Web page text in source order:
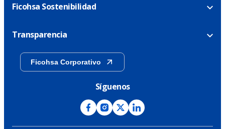
Ficohsa Sostenibilidad
Transparencia
Ficohsa Corporativo
Síguenos